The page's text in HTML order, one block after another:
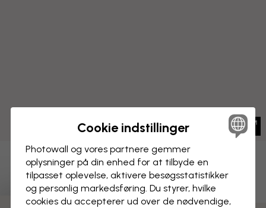
Betonvæg - Fiskeben
BILLEDE PÅ LÆRRED
Cookie indstillinger
Photowall og vores partnere gemmer
oplysninger på din enhed for at tilbyde en
tilpasset oplevelse, aktivere besøgs­statistikker
og personlig markedsføring. Du styrer, hvilke
cookies du accepterer ud over de nødvendige,